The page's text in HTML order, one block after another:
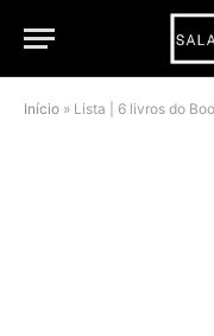
Início » Lista | 6 livros do